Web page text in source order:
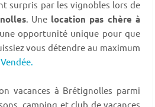
surpris par les vignobles lors de
. Une location pas chère à
opportunité unique pour que
vous détendre au maximum
vacances à Brétignolles parmi
camping et club de vacances